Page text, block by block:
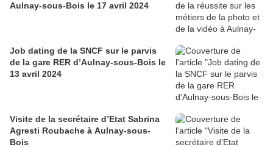
Aulnay-sous-Bois le 17 avril 2024
Job dating de la SNCF sur le parvis
de la gare RER d’Aulnay-sous-Bois le
13 avril 2024
Visite de la secrétaire d’Etat Sabrina
Agresti Roubache à Aulnay-sous-
Bois